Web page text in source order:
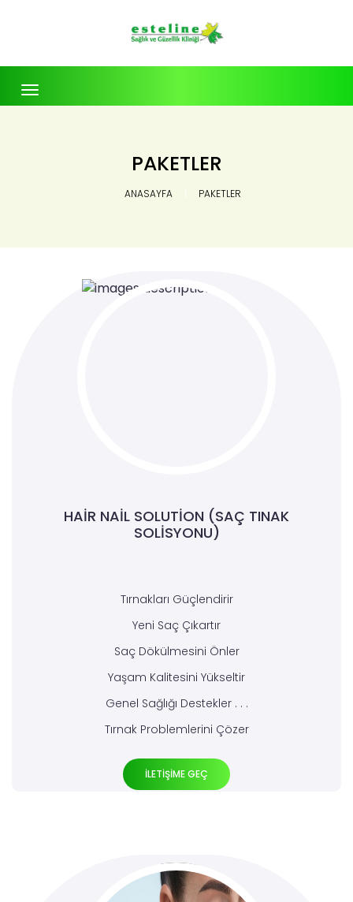
Toggle
navigation
PAKETLER
ANASAYFA PAKETLER
HAIR NAIL SOLUTION (SAÇ TINAK
SOLISYONU)
Tırnakları Güçlendirir
Yeni Saç Çıkartır
Saç Dökülmesini Önler
Yaşam Kalitesini Yükseltir
Genel Sağlığı Destekler . . .
Tırnak Problemlerini Çözer
İLETİŞİME GEÇ